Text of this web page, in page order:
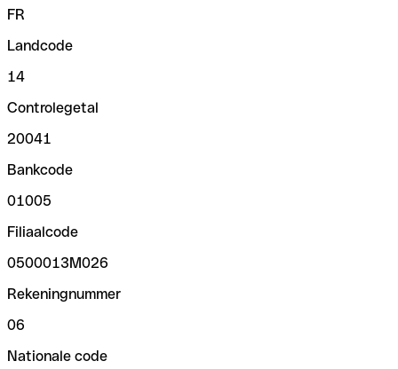
FR
Landcode
14
Controlegetal
20041
Bankcode
01005
Filiaalcode
0500013M026
Rekeningnummer
06
Nationale code